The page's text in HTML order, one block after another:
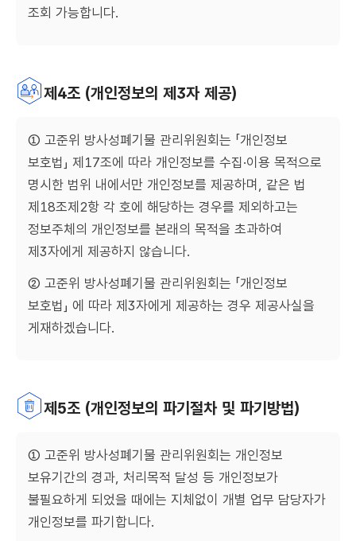
조회 가능합니다.
제4조 (개인정보의 제3자 제공)
① 고준위 방사성폐기물 관리위원회는 「개인정보
보호법」 제17조에 따라 개인정보를 수집·이용 목적으로
명시한 범위 내에서만 개인정보를 제공하며, 같은 법
제18조제2항 각 호에 해당하는 경우를 제외하고는
정보주체의 개인정보를 본래의 목적을 초과하여
제3자에게 제공하지 않습니다.
② 고준위 방사성폐기물 관리위원회는 「개인정보
보호법」 에 따라 제3자에게 제공하는 경우 제공사실을
게재하겠습니다.
제5조 (개인정보의 파기절차 및 파기방법)
① 고준위 방사성폐기물 관리위원회는 개인정보
보유기간의 경과, 처리목적 달성 등 개인정보가
불필요하게 되었을 때에는 지체없이 개별 업무 담당자가
개인정보를 파기합니다.